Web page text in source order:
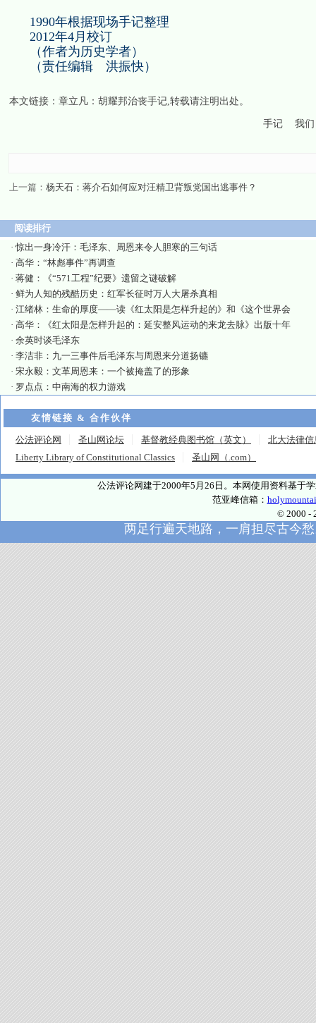
1990年根据现场手记整理
2012年4月校订
（作者为历史学者）
（责任编辑 洪振快）
本文链接： 章立凡：胡耀邦治丧手记,转载请注明出处。
手记 我们
上一篇： 杨天石：蒋介石如何应对汪精卫背叛党国出逃事件？
阅读排行
·惊出一身冷汗：毛泽东、周恩来令人胆寒的三句话
· 高华：“林彪事件”再调查
· 蒋健：《“571工程”纪要》遗留之谜破解
· 鲜为人知的残酷历史：红军长征时万人大屠杀真相
· 江绪林：生命的厚度——读《红太阳是怎样升起的》和《这个世界会
· 高华：《红太阳是怎样升起的：延安整风运动的来龙去脉》出版十年
· 余英时谈毛泽东
· 李洁非：九一三事件后毛泽东与周恩来分道扬镳
· 宋永毅：文革周恩来：一个被掩盖了的形象
· 罗点点：中南海的权力游戏
友情链接 & 合作伙伴
公法评论网 圣山网论坛 基督教经典图书馆（英文）
北大法律信
Liberty Library of Constitutional Classics
圣山网（.com）
公法评论网建于2000年5月26日。本网使用资料基于
范亚峰信箱：
© 2000 -
两足行遍天地路，一肩担尽古今